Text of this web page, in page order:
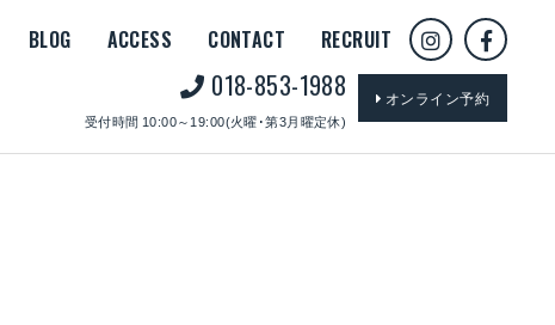
BLOG ACCESS CONTACT RECRUIT
018-853-1988
受付時間 10:00～19:00(火曜･第3月曜定休)
オンライン予約